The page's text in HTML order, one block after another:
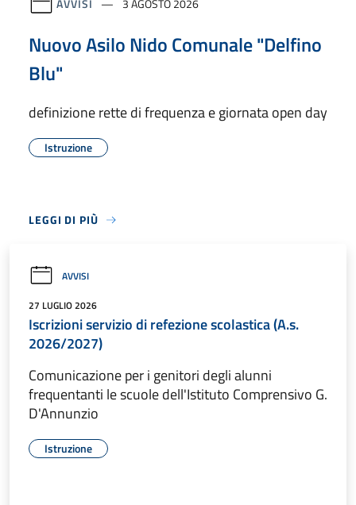
Nuovo Asilo Nido Comunale "Delfino
Blu"
definizione rette di frequenza e giornata open day
Istruzione
LEGGI DI PIÙ
AVVISI
27 LUGLIO 2026
Iscrizioni servizio di refezione scolastica (A.s.
2026/2027)
Comunicazione per i genitori degli alunni
frequentanti le scuole dell'Istituto Comprensivo G.
D'Annunzio
Istruzione